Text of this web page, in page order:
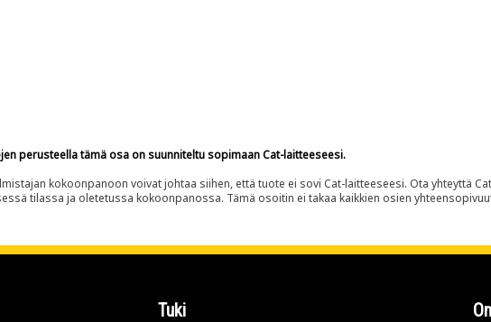
perusteella tämä osa on suunniteltu sopimaan Cat-laitteeseesi.
kokoonpanoon voivat johtaa siihen, että tuote ei sovi Cat-laitteeseesi. Ota yhteyttä
tilassa ja oletetussa kokoonpanossa. Tämä osoitin ei takaa kaikkien osien
Tuki